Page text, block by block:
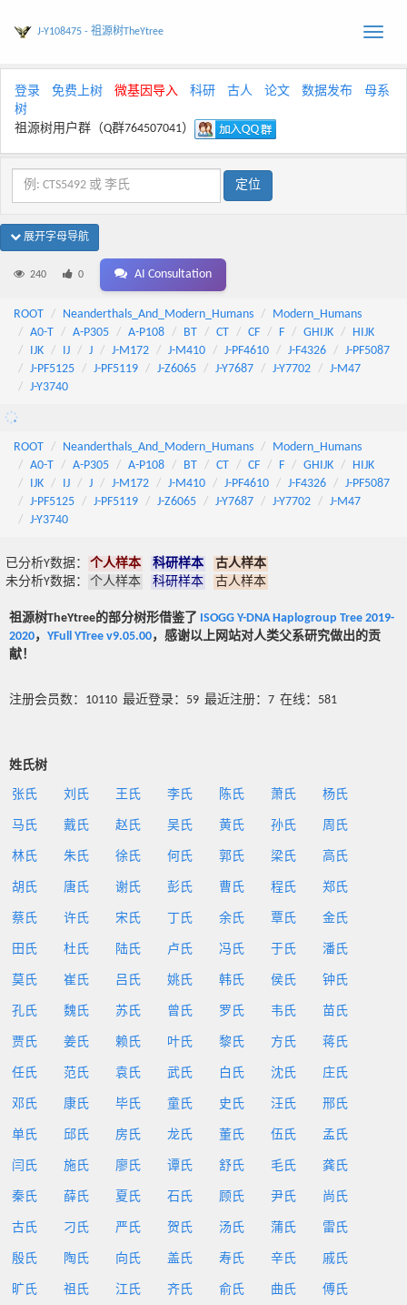
Toggle
J-Y108475 - 祖源树TheYtree
登录 免费上树 微基因导入 科研 古人 论文 数据发布
母系
树
祖源树用户群（Q群764507041）
展开字母导航
240 0 AI Consultation
ROOT Neanderthals_And_Modern_Humans
Modern_Humans
A0-T
A-P305 A-P108 BT CT CF F GHIJK
HIJK
IJK
IJ J J-M172 J-M410 J-PF4610 J-F4326
J-PF5087
J-PF5125
J-PF5119 J-Z6065 J-Y7687 J-Y7702
J-M47
J-Y3740
ROOT Neanderthals_And_Modern_Humans
Modern_Humans
A0-T
A-P305 A-P108 BT CT CF F GHIJK
HIJK
IJK
IJ J J-M172 J-M410 J-PF4610 J-F4326
J-PF5087
J-PF5125
J-PF5119 J-Z6065 J-Y7687 J-Y7702
J-M47
J-Y3740
已分析Y数据： 个人样本 科研样本
古人样本
未分析Y数据：
个人样本 科研样本 古人样本
祖源树TheYtree的部分树形借鉴了 ISOGG Y-DNA Haplogroup Tree 2019-
2020， YFull YTree v9.05.00，感谢以上网站对人类父系研究做出的贡
献！
注册会员数：10110 最近登录：59 最近注册：7 在线：581
姓氏树
张氏 刘氏 王氏 李氏 陈氏 萧氏 杨氏
马氏 戴氏 赵氏 吴氏 黄氏 孙氏 周氏
林氏 朱氏 徐氏 何氏 郭氏 梁氏 高氏
胡氏 唐氏 谢氏 彭氏 曹氏 程氏 郑氏
蔡氏 许氏 宋氏 丁氏 余氏 覃氏 金氏
田氏 杜氏 陆氏 卢氏 冯氏 于氏 潘氏
莫氏 崔氏 吕氏 姚氏 韩氏 侯氏 钟氏
孔氏 魏氏 苏氏 曾氏 罗氏 韦氏 苗氏
贾氏 姜氏 赖氏 叶氏 黎氏 方氏 蒋氏
任氏 范氏 袁氏 武氏 白氏 沈氏 庄氏
邓氏 康氏 毕氏 童氏 史氏 汪氏 邢氏
单氏 邱氏 房氏 龙氏 董氏 伍氏 孟氏
闫氏 施氏 廖氏 谭氏 舒氏 毛氏 龚氏
秦氏 薛氏 夏氏 石氏 顾氏 尹氏 尚氏
古氏 刁氏 严氏 贺氏 汤氏 蒲氏 雷氏
殷氏 陶氏 向氏 盖氏 寿氏 辛氏 戚氏
旷氏 祖氏 江氏 齐氏 俞氏 曲氏 傅氏